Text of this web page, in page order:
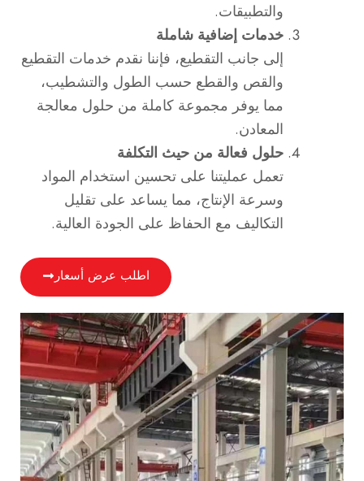
والتطبيقات.
خدمات إضافية شاملة
إلى جانب التقطيع، فإننا نقدم خدمات التقطيع
والقص والقطع حسب الطول والتشطيب،
مما يوفر مجموعة كاملة من حلول معالجة
المعادن.
حلول فعالة من حيث التكلفة
تعمل عمليتنا على تحسين استخدام المواد
وسرعة الإنتاج، مما يساعد على تقليل
التكاليف مع الحفاظ على الجودة العالية.
اطلب عرض أسعار